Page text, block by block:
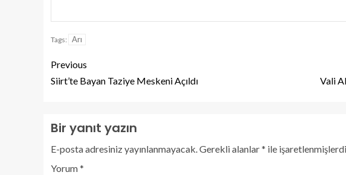
Tags: Arı
Previous
Siirt’te Bayan Taziye Meskeni Açıldı
Vali
Bir yanıt yazın
E-posta adresiniz yayınlanmayacak.Gerekli alanlar* ile
Yorum*